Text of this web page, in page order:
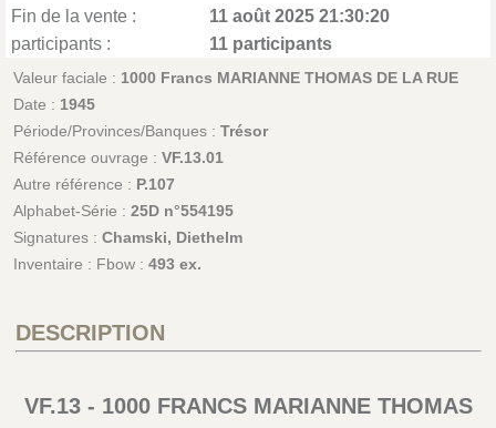
Fin de la vente :
11 août 2025 21:30:20
participants :
11 participants
Valeur faciale : 1000 Francs MARIANNE THOMAS DE LA RUE
Date : 1945
Période/Provinces/Banques : Trésor
Référence ouvrage : VF.13.01
Autre référence : P.107
Alphabet-Série : 25D n°554195
Signatures : Chamski, Diethelm
Inventaire : Fbow : 493 ex.
DESCRIPTION
VF.13 - 1000 FRANCS MARIANNE THOMAS